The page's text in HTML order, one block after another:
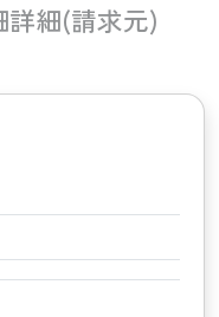
詳細(請求元)